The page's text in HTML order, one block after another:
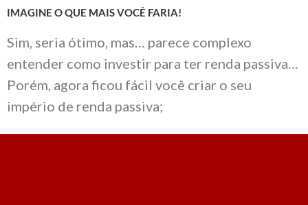
IMAGINE O QUE MAIS VOCÊ FARIA!
Sim, seria ótimo, mas… parece complexo
entender como investir para ter renda passiva…
Porém, agora ficou fácil você criar o seu
império de renda passiva;